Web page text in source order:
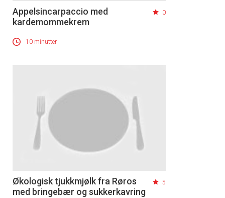
Appelsincarpaccio med
kardemommekrem
0
10 minutter
Økologisk tjukkmjølk fra Røros
med bringebær og sukkerkavring
5